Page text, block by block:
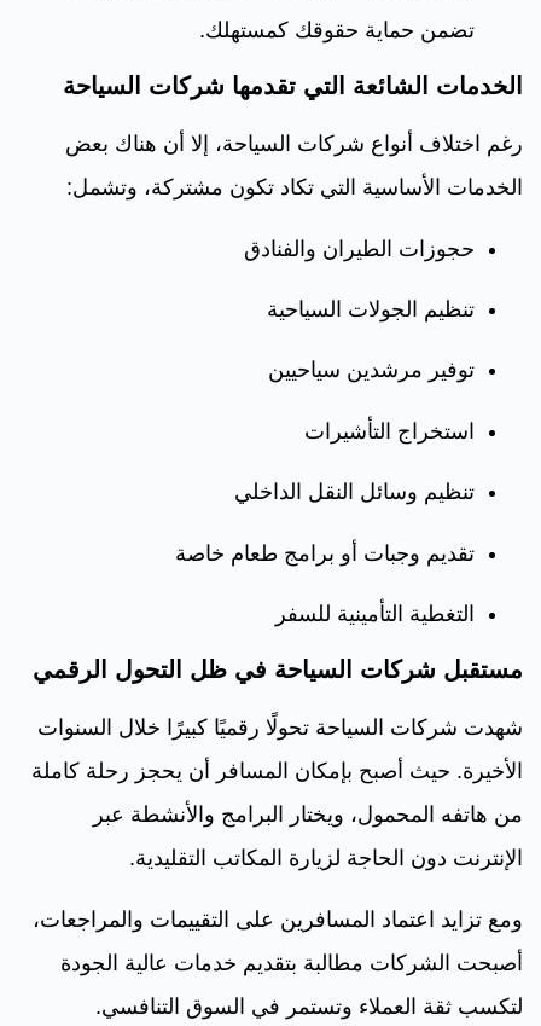
تضمن حماية حقوقك كمستهلك.
الخدمات الشائعة التي تقدمها شركات السياحة
رغم اختلاف أنواع شركات السياحة، إلا أن هناك بعض
الخدمات الأساسية التي تكاد تكون مشتركة، وتشمل:
حجوزات الطيران والفنادق
تنظيم الجولات السياحية
توفير مرشدين سياحيين
استخراج التأشيرات
تنظيم وسائل النقل الداخلي
تقديم وجبات أو برامج طعام خاصة
التغطية التأمينية للسفر
مستقبل شركات السياحة في ظل التحول الرقمي
شهدت شركات السياحة تحولًا رقميًا كبيرًا خلال السنوات
الأخيرة. حيث أصبح بإمكان المسافر أن يحجز رحلة كاملة
من هاتفه المحمول، ويختار البرامج والأنشطة عبر
الإنترنت دون الحاجة لزيارة المكاتب التقليدية.
ومع تزايد اعتماد المسافرين على التقييمات والمراجعات،
أصبحت الشركات مطالبة بتقديم خدمات عالية الجودة
لتكسب ثقة العملاء وتستمر في السوق التنافسي.